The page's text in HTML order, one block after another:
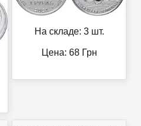
На складе: 3 шт.
Цена: 68Грн